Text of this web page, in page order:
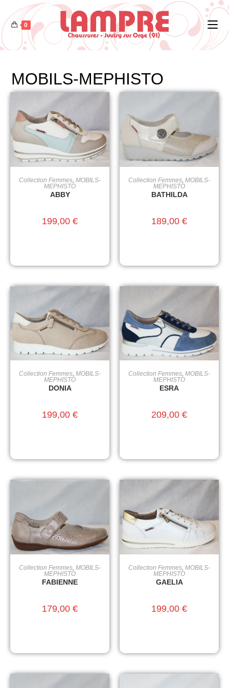
0
MOBILS-MEPHISTO
CHOIX DES OPTIONS
Collection Femmes MOBILS-
MEPHISTO
ABBY
199,00 €
CHOIX DES OPTIONS
Collection Femmes MOBILS-
MEPHISTO
BATHILDA
189,00 €
CHOIX DES OPTIONS
Collection Femmes, MOBILS-
MEPHISTO
DONIA
199,00 €
CHOIX DES OPTIONS
Collection Femmes, MOBILS-
MEPHISTO
ESRA
209,00 €
CHOIX DES OPTIONS
Collection Femmes MOBILS-
MEPHISTO
FABIENNE
179,00 €
CHOIX DES OPTIONS
Collection Femmes MOBILS-
MEPHISTO
GAELIA
199,00 €